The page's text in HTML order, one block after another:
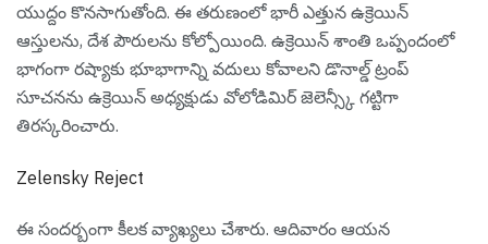
యుద్దం కొన‌సాగుతోంది. ఈ త‌రుణంలో భారీ ఎత్తున ఉక్రెయిన్
ఆస్తుల‌ను, దేశ పౌరుల‌ను కోల్పోయింది. ఉక్రెయిన్ శాంతి ఒప్పందంలో
భాగంగా రష్యాకు భూభాగాన్ని వదులు కోవాల‌ని డొనాల్డ్ ట్రంప్
సూచనను ఉక్రెయిన్ అధ్యక్షుడు వోలోడిమిర్ జెలెన్స్కీ గట్టిగా
తిరస్కరించారు.
Zelensky Reject
ఈ సంద‌ర్బంగా కీల‌క వ్యాఖ్య‌లు చేశారు. ఆదివారం ఆయ‌న